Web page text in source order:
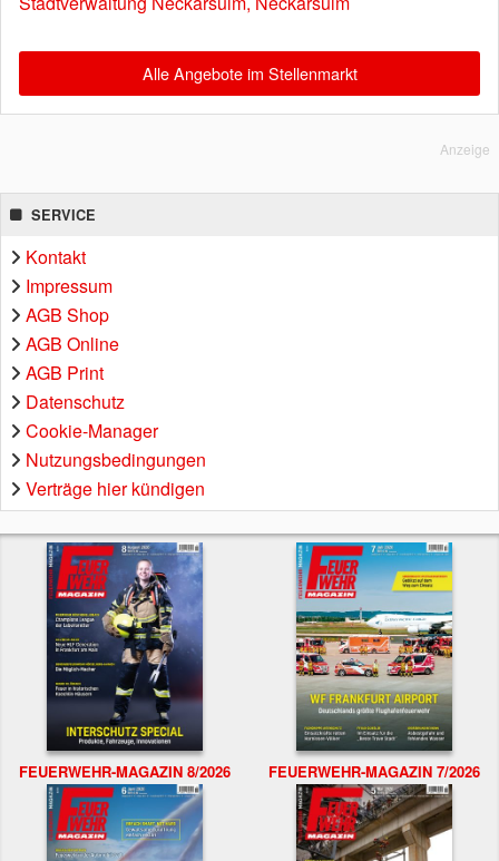
Alle Angebote im Stellenmarkt
Anzeige
SERVICE
Kontakt
Impressum
AGB Shop
AGB Online
AGB Print
Datenschutz
Cookie-Manager
Nutzungsbedingungen
Verträge hier kündigen
FEUERWEHR-MAGAZIN 8/2026 FEUERWEHR-MAGAZIN 7/2026